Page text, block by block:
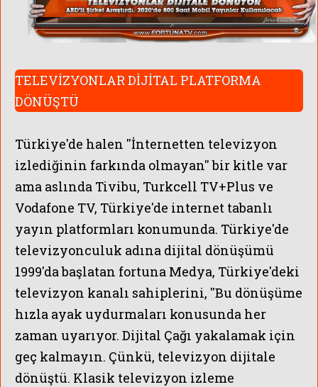
TELEVİZYONLAR DİJİTAL PLATFORMA
DÖNÜŞTÜ
Türkiye'de halen ''İnternetten televizyon
izlediğinin farkında olmayan'' bir kitle var
ama aslında Tivibu, Turkcell TV+Plus ve
Vodafone TV, Türkiye'de internet tabanlı
yayın platformları konumunda. Türkiye'de
televizyonculuk adına dijital dönüşümü
1999'da başlatan fortuna Medya, Türkiye'deki
televizyon kanalı sahiplerini, ''Bu dönüşüme
hızla ayak uydurmaları konusunda her
zaman uyarıyor. Dijital Çağı yakalamak için
geç kalmayın. Çünkü, televizyon dijitale
dönüştü. Klasik televizyon izleme